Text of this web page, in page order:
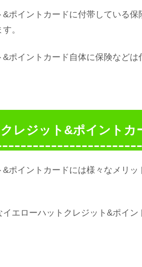
ポイントカードに付帯している
。
ポイントカード自体に保険など
レジット&ポイントカ
ポイントカードには様々なメリ
エローハットクレジット&ポイ